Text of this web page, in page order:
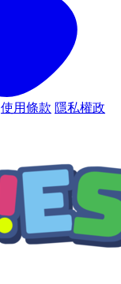
使用條款 隱私權政